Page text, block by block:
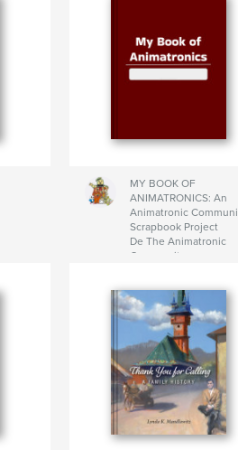
MY BOOK OF
ANIMATRONICS: An
Animatronic
Scrapbook Project
De The Animatronic
Community